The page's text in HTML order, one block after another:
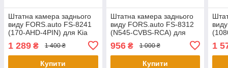
Штатна камера заднього
виду FORS.auto FS-8241
(170-AHD-4PIN) для Kia
Optima (GE) 2014+/Cerato
(YD) 2013+/Optima (TF)
2010+/Hyundai
1 289 ₴ 1 400 ₴
Купити
Штатна камера заднього
виду FORS.auto FS-8312
(N545-CVBS-RCA) для
2014/Duster 2011+/Fluence
2009-2017/Captur
956₴ 1 000 ₴
Купити
1